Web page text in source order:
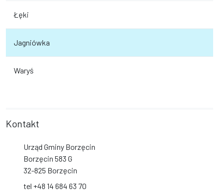
Łęki
Jagniówka
Waryś
Kontakt
Urząd Gminy Borzęcin
Borzęcin 583 G
32-825 Borzęcin
tel +48 14 684 63 70